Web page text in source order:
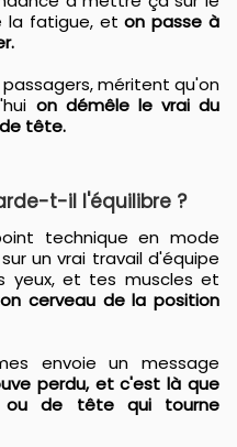
la fatigue, eton passe à
méritent qu'on
on démêle le vrai du
tête.
t-il l'équilibre ?
un vrai travail d'équipe
yeux, et tes muscles et
cerveau de la position
envoie un message
perdu, et c'est là que
ou de tête qui tourne